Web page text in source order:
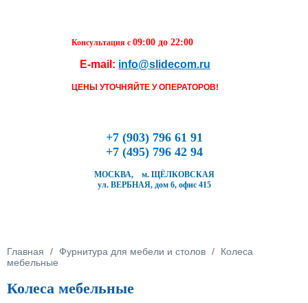
Перейти к основному содержанию
Консультация с09:00 до 22:00
E-mail: info@slidecom.ru
ЦЕНЫ УТОЧНЯЙТЕ У ОПЕРАТОРОВ!
+7 (903) 796 61 91
+7 (495) 796 42 94
МОСКВА, м. ЩЁЛКОВСКАЯ
ул. ВЕРБНАЯ, дом 6, офис 415
Вы здесь
Главная / Фурнитура для мебели и столов /
Колеса
мебельные
Колеса мебельные
течение ближайшего времени с Вами